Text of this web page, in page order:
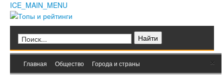
ICE_MAIN_MENU
Главная
Кино
Фильмы
Сериалы
Мультфильмы
Музыка
Книги
×
Главная Общество Города и страны